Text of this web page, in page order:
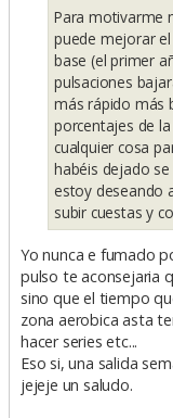
Para motivarme
puede mejorar
base (el primer
pulsaciones
más rápido más
porcentajes de
cualquier cosa
habéis dejado
estoy deseando
subir cuestas y
Yo nunca e fumado
pulso te aconsejaria
sino que el tiempo
zona aerobica asta
hacer series etc...
Eso si, una salida
jejeje un saludo.